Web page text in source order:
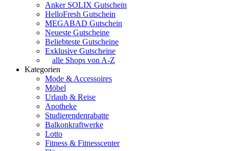
Anker SOLIX Gutschein
HelloFresh Gutschein
MEGABAD Gutschein
Neueste Gutscheine
Beliebteste Gutscheine
Exklusive Gutscheine
alle Shops von A-Z
Kategorien
Mode & Accessoires
Möbel
Urlaub & Reise
Apotheke
Studierendenrabatte
Balkonkraftwerke
Lotto
Fitness & Fitnesscenter